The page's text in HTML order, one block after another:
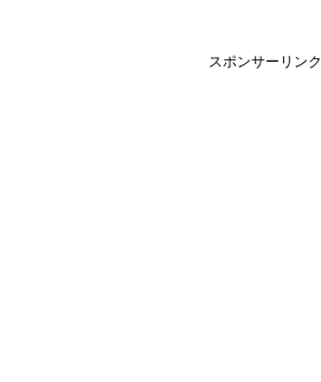
スポンサーリンク